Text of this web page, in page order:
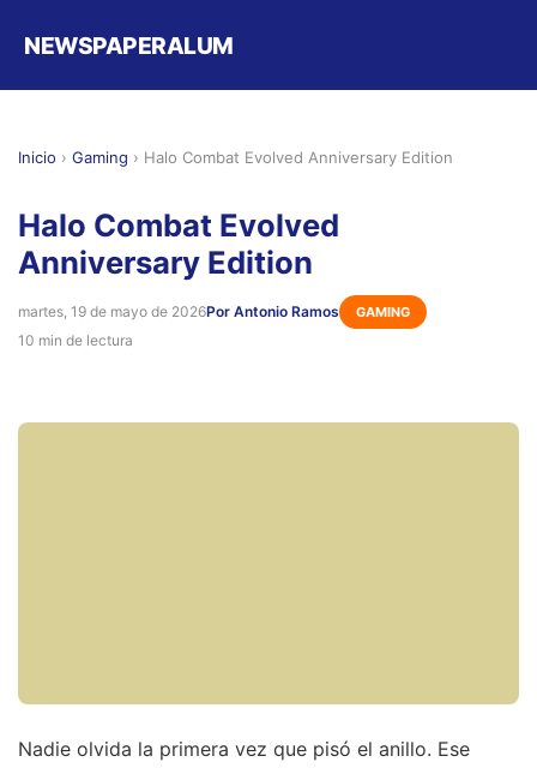
NEWSPAPERALUM
Inicio › Gaming › Halo Combat Evolved Anniversary Edition
Halo Combat Evolved
Anniversary Edition
martes, 19 de mayo de 2026Por Antonio Ramos GAMING
10 min de lectura
Nadie olvida la primera vez que pisó el anillo. Ese